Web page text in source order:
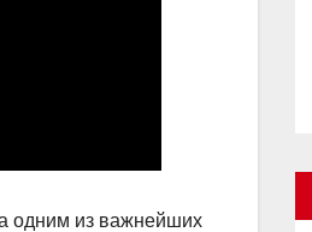
одним из важнейших